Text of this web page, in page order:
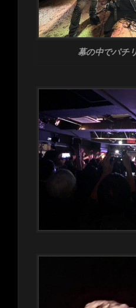
幕の中でパチ